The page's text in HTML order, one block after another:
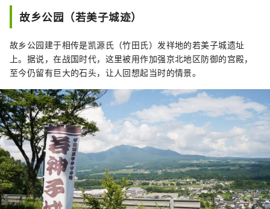
一。这种丰富的水作为天然水而广受好评，是
日本矿泉水产量最多的国家之一。 清澈的水也
酿造清酒，您可以享受美丽的自然风光和丰富
的美食。
故乡公园（若美子城迹）
故乡公园建于相传是凯源氏（竹田氏）发祥地的若美子城遗址
上。据说，在战国时代，这里被用作加强京北地区防御的宫殿，
至今仍留有巨大的石头，让人回想起当时的情景。